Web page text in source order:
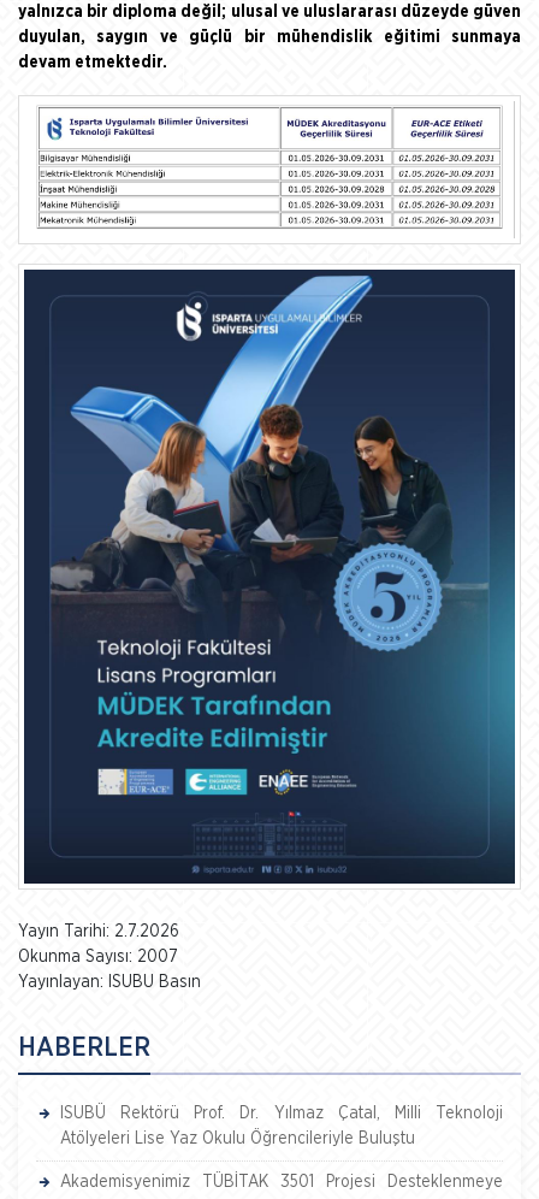
yalnızca bir diploma değil; ulusal ve uluslararası düzeyde güven
duyulan, saygın ve güçlü bir mühendislik eğitimi sunmaya
devam etmektedir.
Yayın Tarihi: 2.7.2026
Okunma Sayısı: 2007
Yayınlayan: ISUBU Basın
HABERLER
ISUBÜ Rektörü Prof. Dr. Yılmaz Çatal, Milli Teknoloji
Atölyeleri Lise Yaz Okulu Öğrencileriyle Buluştu
Akademisyenimiz TÜBİTAK 3501 Projesi Desteklenmeye